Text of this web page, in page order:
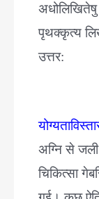
पृथक्कृत्य
उत्तर:
अग्नि से जली
चिकित्सा